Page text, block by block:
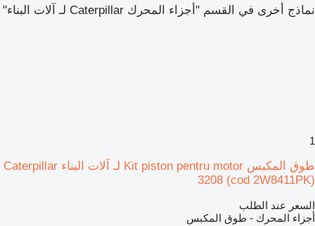
نماذج أخرى في القسم "أجزاء المحرك Caterpillar لـ آلات البناء"
1
طوق المكبس Kit piston pentru motor لـ آلات البناء Caterpillar
3208 (cod 2W8411PK)
السعر عند الطلب
أجزاء المحرك - طوق المكبس